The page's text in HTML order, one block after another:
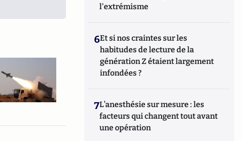
l'extrémisme
6Et si nos craintes sur les
habitudes de lecture de la
génération Z étaient largement
infondées ?
7L’anesthésie sur mesure : les
facteurs qui changent tout avant
une opération